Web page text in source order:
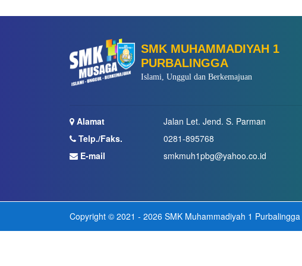
SMK MUHAMMADIYAH 1
PURBALINGGA
Islami, Unggul dan Berkemajuan
Alamat
Jalan Let. Jend. S. Parman
Telp./Faks.
0281-895768
E-mail
smkmuh1pbg@yahoo.co.id
Copyright © 2021 - 2026 SMK Muhammadiyah 1 Purbalingga